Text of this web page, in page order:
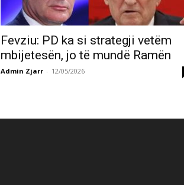
Fevziu: PD ka si strategji vetëm
mbijetesën, jo të mundë Ramën
Admin Zjarr - 12/05/2026